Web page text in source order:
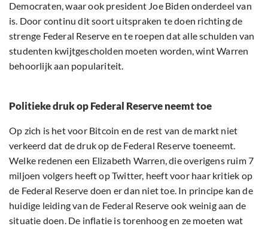
Democraten, waar ook president Joe Biden onderdeel van
is. Door continu dit soort uitspraken te doen richting de
strenge Federal Reserve en te roepen dat alle schulden van
studenten kwijtgescholden moeten worden, wint Warren
behoorlijk aan populariteit.
Politieke druk op Federal Reserve neemt toe
Op zich is het voor Bitcoin en de rest van de markt niet
verkeerd dat de druk op de Federal Reserve toeneemt.
Welke redenen een Elizabeth Warren, die overigens ruim 7
miljoen volgers heeft op Twitter, heeft voor haar kritiek op
de Federal Reserve doen er dan niet toe. In principe kan de
huidige leiding van de Federal Reserve ook weinig aan de
situatie doen. De inflatie is torenhoog en ze moeten wat